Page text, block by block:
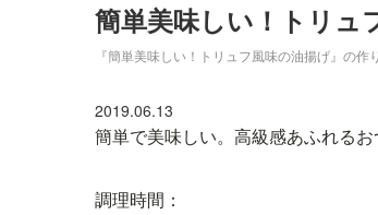
簡単美味しい！トリュ
『簡単美味しい！トリュフ風味の油揚げ』の
2019.06.13
簡単で美味しい。高級感あふれるお
調理時間：